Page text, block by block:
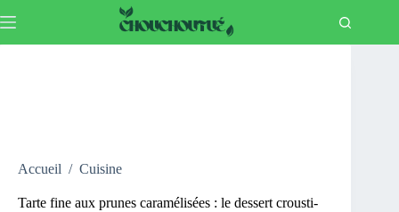
au
Accueil / Cuisine
Tarte fine aux prunes caramélisées : le dessert crousti-